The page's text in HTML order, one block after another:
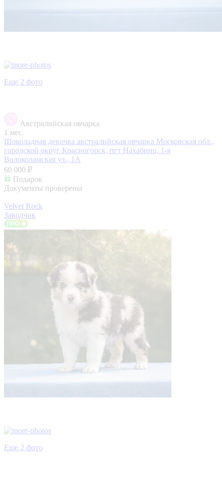
Еще 2 фото
Австралийская овчарка
1 мес.
Шоколадная девочка австралийская овчарка Московская обл.,
городской округ Красногорск, пгт Нахабино, 1-я
Волоколамская ул., 1А
60 000 ₽
Подарок
Документы проверены
Velvet Rock
Заводчик
Еще 2 фото